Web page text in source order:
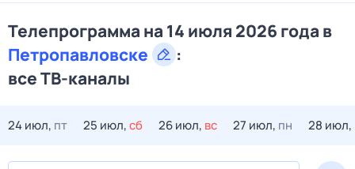
Телепрограмма на 14 июля 2026 года в
Петропавловске
:
все ТВ-каналы
24 июл, пт 25 июл,сб 26 июл, вс 27 июл, пн 28 июл,